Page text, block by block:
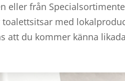
eller från
med
att du kommer känna